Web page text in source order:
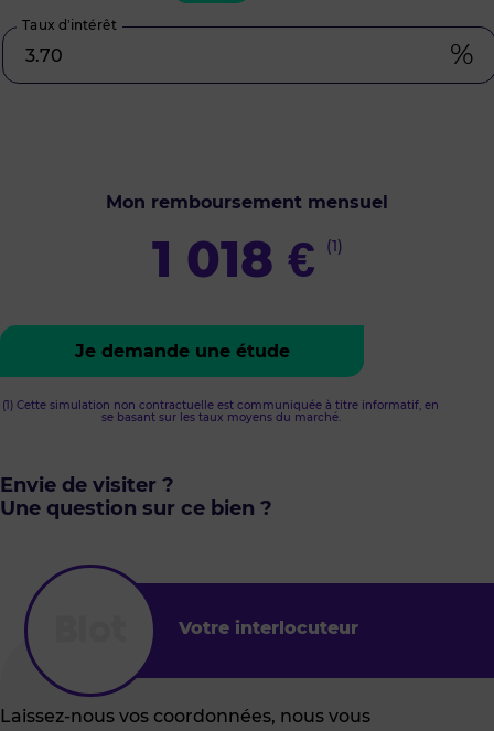
Taux d’intérêt
%
Mon remboursement mensuel
1 018 € (1)
Je demande une étude
(1) Cette simulation non contractuelle est communiquée à titre informatif, en
se basant sur les taux moyens du marché.
Envie de visiter ?
Une question sur ce bien ?
Votre interlocuteur
Laissez-nous vos coordonnées, nous vous